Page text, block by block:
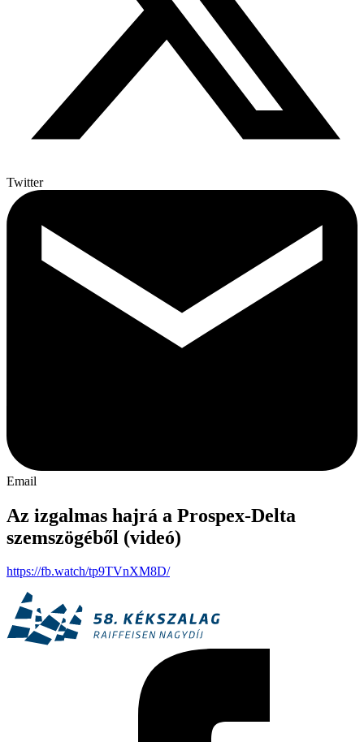
Twitter
Email
Az izgalmas hajrá a Prospex-Delta
szemszögéből (videó)
https://fb.watch/tp9TVnXM8D/